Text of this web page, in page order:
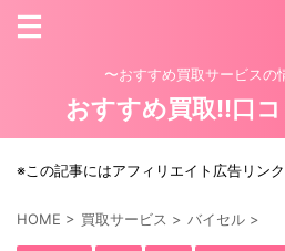
〜おすすめ買取サービスの
おすすめ買取!!口
※この記事にはアフィリエイト広告リン
HOME > 買取サービス > バイセル >